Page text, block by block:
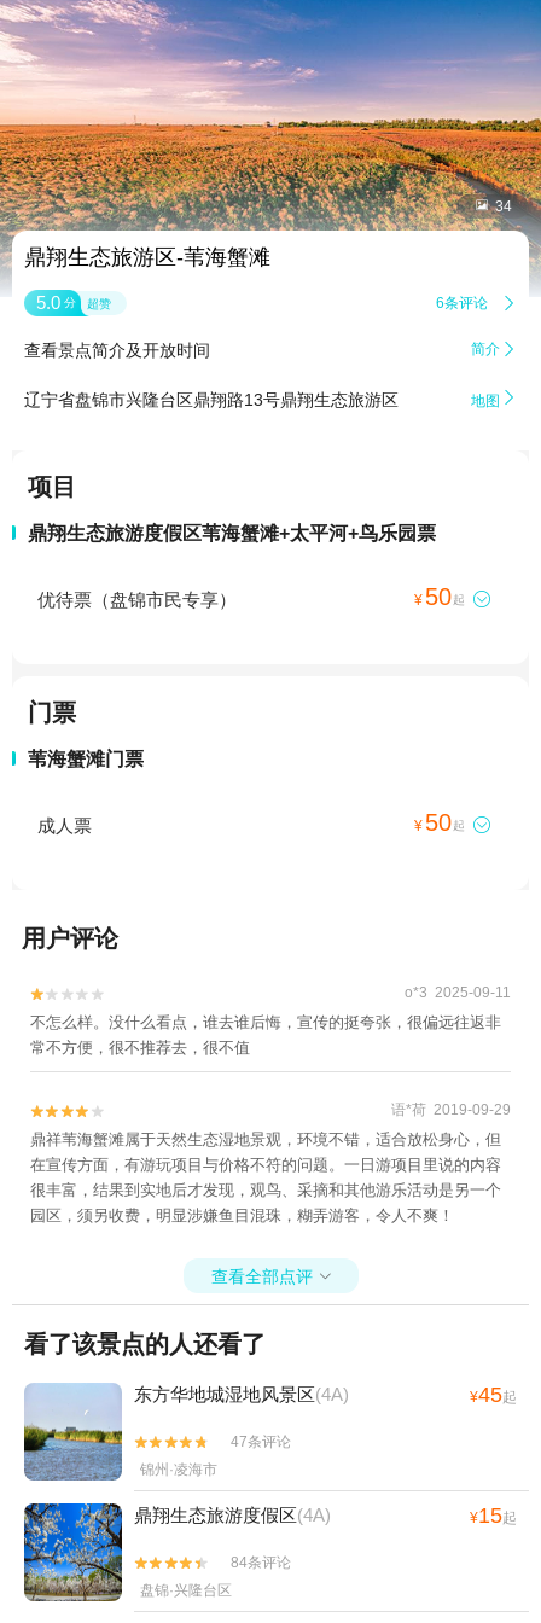
 34
鼎翔生态旅游区-苇海蟹滩
5.0 分 超赞 6条评论 
查看景点简介及开放时间 简介 
辽宁省盘锦市兴隆台区鼎翔路13号鼎翔生态旅游区 地图 
项目
鼎翔生态旅游度假区苇海蟹滩+太平河+鸟乐园票
优待票（盘锦市民专享） ¥ 50起 
门票
苇海蟹滩门票
成人票 ¥ 50起 
用户评论

 o*3 2025-09-11
不怎么样。没什么看点，谁去谁后悔，宣传的挺夸张，很偏远往返非
常不方便，很不推荐去，很不值

 语*荷 2019-09-29
鼎祥苇海蟹滩属于天然生态湿地景观，环境不错，适合放松身心，但
在宣传方面，有游玩项目与价格不符的问题。一日游项目里说的内容
很丰富，结果到实地后才发现，观鸟、采摘和其他游乐活动是另一个
园区，须另收费，明显涉嫌鱼目混珠，糊弄游客，令人不爽！
查看全部点评 
看了该景点的人还看了
东方华地城湿地风景区(4A) ¥45起


47条评论
锦州·凌海市
鼎翔生态旅游度假区(4A) ¥15起


84条评论
盘锦·兴隆台区
